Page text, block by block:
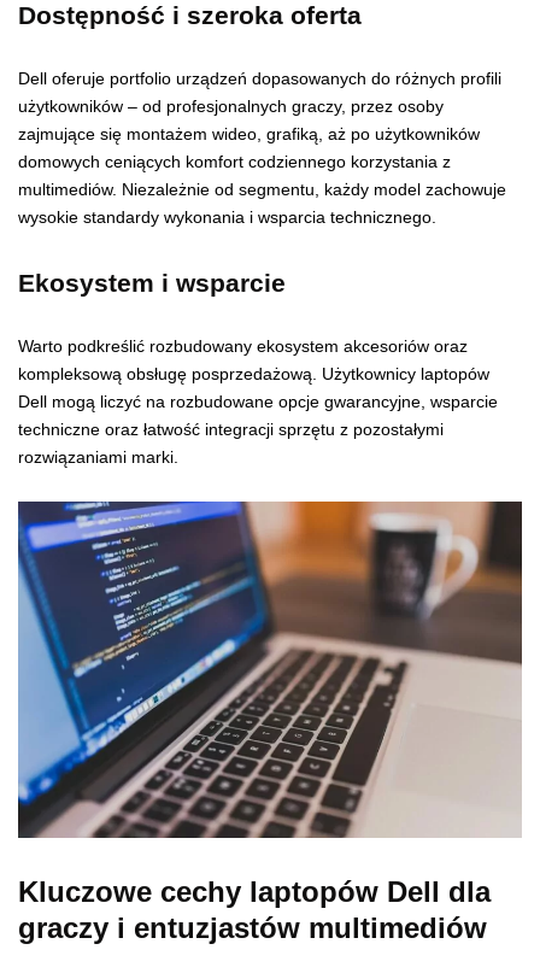
Dostępność i szeroka oferta
Dell oferuje portfolio urządzeń dopasowanych do różnych profili
użytkowników – od profesjonalnych graczy, przez osoby
zajmujące się montażem wideo, grafiką, aż po użytkowników
domowych ceniących komfort codziennego korzystania z
multimediów. Niezależnie od segmentu, każdy model zachowuje
wysokie standardy wykonania i wsparcia technicznego.
Ekosystem i wsparcie
Warto podkreślić rozbudowany ekosystem akcesoriów oraz
kompleksową obsługę posprzedażową. Użytkownicy laptopów
Dell mogą liczyć na rozbudowane opcje gwarancyjne, wsparcie
techniczne oraz łatwość integracji sprzętu z pozostałymi
rozwiązaniami marki.
Kluczowe cechy laptopów Dell dla
graczy i entuzjastów multimediów